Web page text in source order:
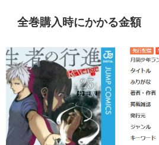
全巻購入時にかかる金額